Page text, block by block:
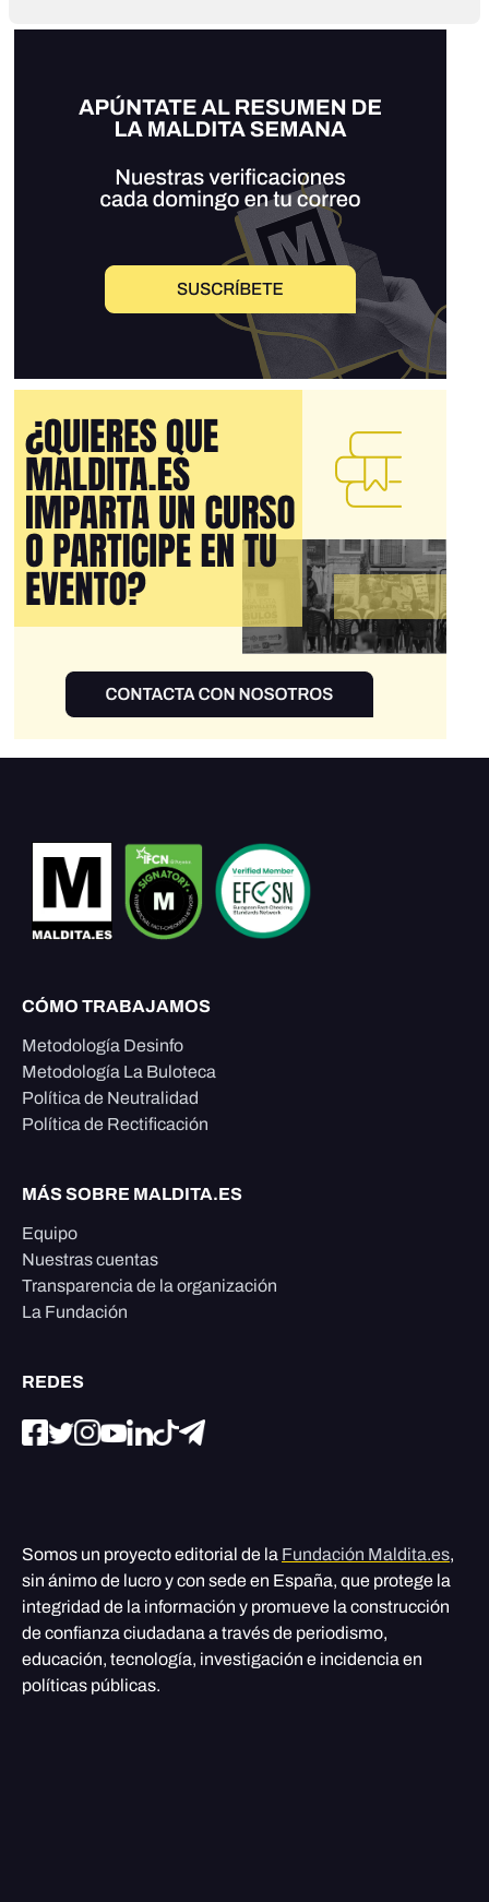
CÓMO TRABAJAMOS
Metodología Desinfo
Metodología La Buloteca
Política de Neutralidad
Política de Rectificación
MÁS SOBRE MALDITA.ES
Equipo
Nuestras cuentas
Transparencia de la organización
La Fundación
REDES
Somos un proyecto editorial de la Fundación Maldita.es,
sin ánimo de lucro y con sede en España, que protege la
integridad de la información y promueve la construcción
de confianza ciudadana a través de periodismo,
educación, tecnología, investigación e incidencia en
políticas públicas.